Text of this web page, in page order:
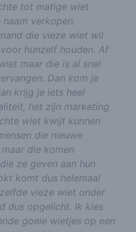
tot matige wiet
verkopen.
die vieze wiet wil
hunzelf houden. Af
maar die is al snel
Dan kom je
krijg je iets heel
het zijn marketing
wiet kwijt kunnen
die nieuwe
die komen
ze geven aan hun
komt dus helemaal
vieze wiet onder
dus opgelicht. Ik kies
goeie wietjes op een